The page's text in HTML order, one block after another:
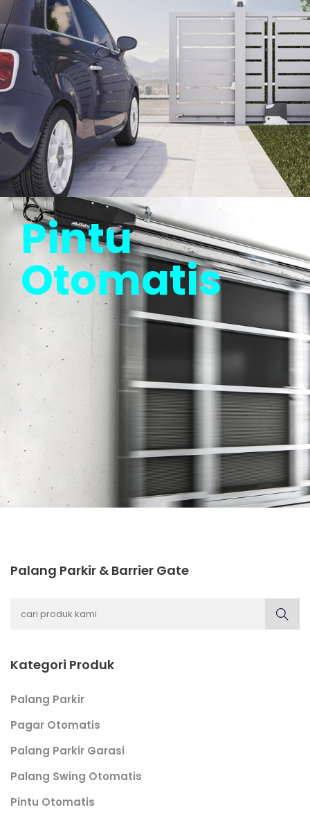
Pintu
Otomatis
Palang Parkir & Barrier Gate
Kategori Produk
Palang Parkir
Pagar Otomatis
Palang Parkir Garasi
Palang Swing Otomatis
Pintu Otomatis